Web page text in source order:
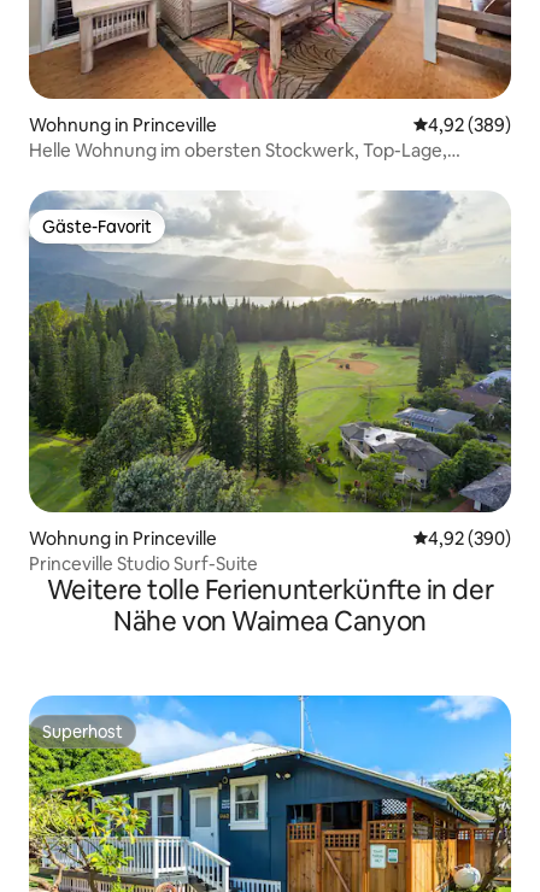
Wohnung in Princeville
4,92 (389)
Helle Wohnung im obersten Stockwerk, Top-Lage,
Gäste-Favorit
Gäste-Favorit
Wohnung in Princeville
4,92 (390)
Princeville Studio Surf-Suite
Weitere tolle Ferienunterkünfte in der
Nähe von Waimea Canyon
Superhost
Superhost